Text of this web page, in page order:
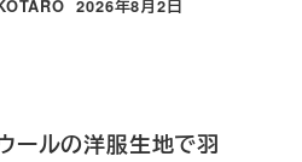
投稿日
2026年8月2日
ールの洋服生地で羽